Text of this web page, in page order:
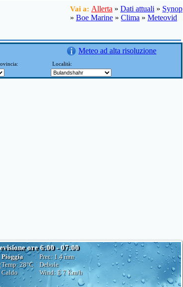
Vai a: Allerta » Dati attuali » Synop
» Boe Marine » Clima » Meteovid
Meteo ad alta risoluzione
Località:
ore 6:00 - 07:00
Pioggia
Temp: 28°C
Caldo
Prec: 1.4 mm
Debole
Wind: E7 Km/h